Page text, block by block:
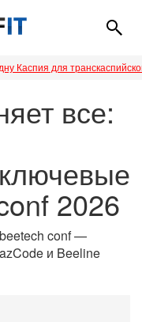
Каспия для
все:
2026
conf —
и Beeline